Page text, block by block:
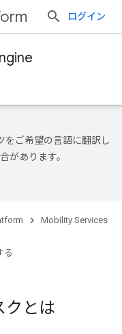
ログイン
をご希望の言語に翻訳し
があります。
Mobility Services
る
クとは